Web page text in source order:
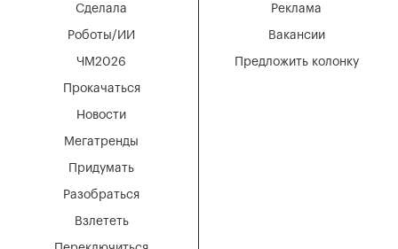
Мегатренды
Придумать
Разобраться
Взлететь
Новости
Сделала
Роботы/ИИ
ЧМ2026
Прокачаться
Вакансии
Реклама
Предложить колонку